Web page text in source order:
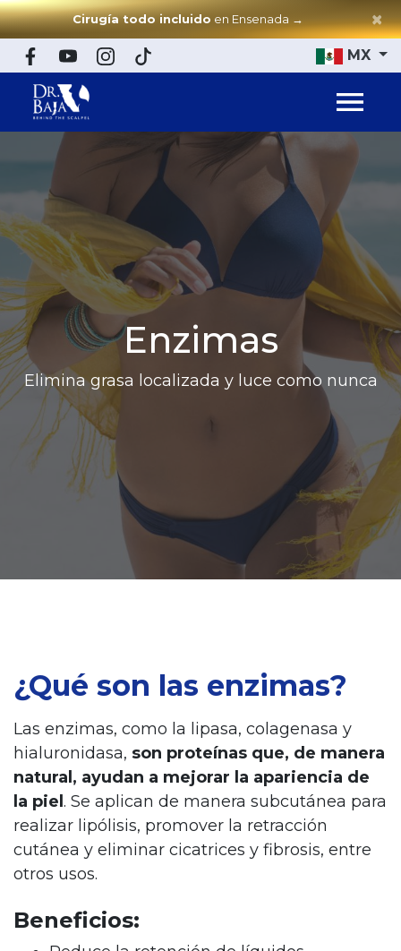
Cirugía todo incluido en Ensenada → ×
MX
Enzimas
Elimina grasa localizada y luce como nunca
¿Qué son las enzimas?
Las enzimas, como la lipasa, colagenasa y
hialuronidasa, son proteínas que, de manera
natural, ayudan a mejorar la apariencia de
la piel . Se aplican de manera subcutánea para
realizar lipólisis, promover la retracción
cutánea y eliminar cicatrices y fibrosis, entre
otros usos.
Beneficios: